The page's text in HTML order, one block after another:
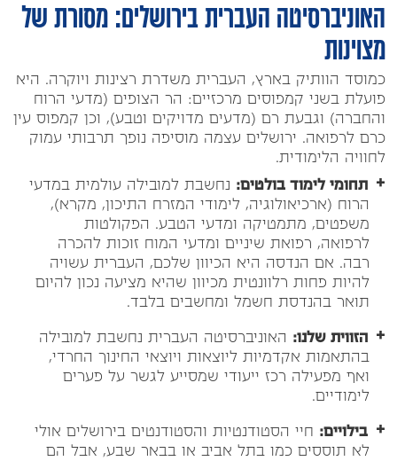
האוניברסיטה העברית בירושלים: מסורת של
מצוינות
כמוסד הוותיק בארץ, העברית משדרת רצינות ויוקרה. היא
פועלת בשני קמפוסים מרכזיים: הר הצופים (מדעי הרוח
והחברה) וגבעת רם (מדעים מדויקים וטבע), וכן קמפוס עין
כרם לרפואה. ירושלים עצמה מוסיפה נופך תרבותי עמוק
לחוויה הלימודית.
תחומי לימוד בולטים: נחשבת למובילה עולמית במדעי
הרוח (ארכיאולוגיה, לימודי המזרח התיכון, מקרא),
משפטים, מתמטיקה ומדעי הטבע. הפקולטות
לרפואה, רפואת שיניים ומדעי המוח זוכות להכרה
רבה. אם הנדסה היא הכיוון שלכם, העברית עשויה
להיות פחות רלוונטית מכיוון שהיא מציעה נכון להיום
תואר בהנדסת חשמל ומחשבים בלבד.
הזווית שלנו: האוניברסיטה העברית נחשבת למובילה
בהתאמות אקדמיות ליוצאות ויוצאי החינוך החרדי,
ואף מפעילה רכז ייעודי שמסייע לגשר על פערים
לימודיים.
בילויים: חיי הסטודנטיות והסטודנטים בירושלים אולי
לא תוססים כמו בתל אביב או בבאר שבע, אבל הם